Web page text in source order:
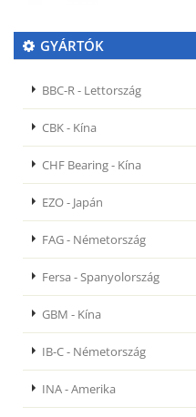
GYÁRTÓK
BBC-R - Lettország
CBK - Kína
CHF Bearing - Kína
EZO - Japán
FAG - Németország
Fersa - Spanyolország
GBM - Kína
IB-C - Németország
INA - Amerika